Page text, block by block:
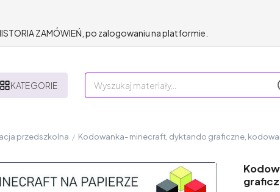
ZAMÓWIEŃ, po zalogowaniu na platformie.
KATEGORIE
przedszkolna / Kodowanka- minecraft, dyktando graficzne,